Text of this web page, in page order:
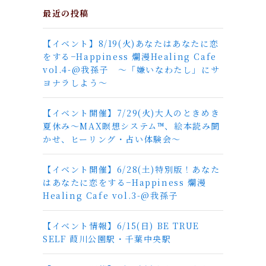
最近の投稿
【イベント】8/19(火)あなたはあなたに恋
をする−Happiness 爛漫Healing Cafe
vol.4-@我孫子 〜「嫌いなわたし」にサ
ヨナラしよう〜
【イベント開催】7/29(火)大人のときめき
夏休み〜MAX瞑想システム™︎、絵本読み聞
かせ、ヒーリング・占い体験会〜
【イベント開催】6/28(土)特別版！あなた
はあなたに恋をする−Happiness 爛漫
Healing Cafe vol.3-@我孫子
【イベント情報】6/15(日) BE TRUE
SELF 葭川公園駅・千葉中央駅